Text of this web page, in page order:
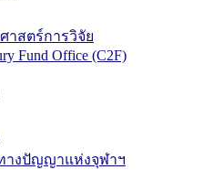
สตร์การวิจัย
Fund Office (C2F)
างปัญญาแห่งจุฬาฯ